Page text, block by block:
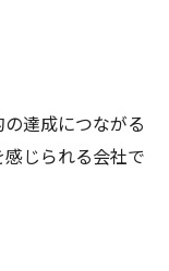
達成につながる
じられる会社で